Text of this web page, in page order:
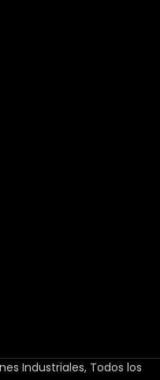
Industriales, Todos los